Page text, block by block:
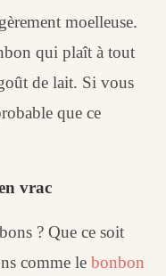
moelleuse.
qui plaît à tout
de lait. Si vous
que ce
vrac
? Que ce soit
comme lebonbon